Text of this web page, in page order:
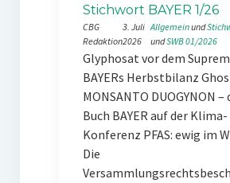
Stichwort BAYER 1/26
CBG
Redaktion
3. Juli
2026
Allgemein und
und SWB 01/2026
Glyphosat vor dem
BAYERs Herbstbilanz
MONSANTO DUOGYNON –
Buch BAYER auf der Klima-
Konferenz PFAS: ewig im
Die